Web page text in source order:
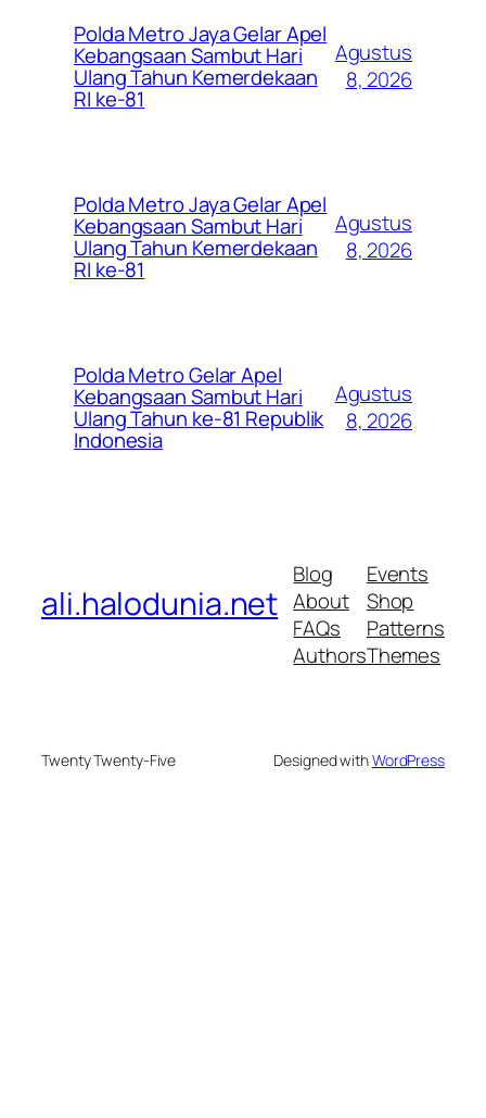
Polda Metro Jaya Gelar Apel
Kebangsaan Sambut Hari
Ulang Tahun Kemerdekaan
RI ke-81
Agustus
8, 2026
Polda Metro Jaya Gelar Apel
Kebangsaan Sambut Hari
Ulang Tahun Kemerdekaan
RI ke-81
Agustus
8, 2026
Polda Metro Gelar Apel
Kebangsaan Sambut Hari
Ulang Tahun ke-81 Republik
Indonesia
Agustus
8, 2026
ali.halodunia.net
Blog
About
FAQs
Authors
Events
Shop
Patterns
Themes
Twenty Twenty-Five Designed withWordPress